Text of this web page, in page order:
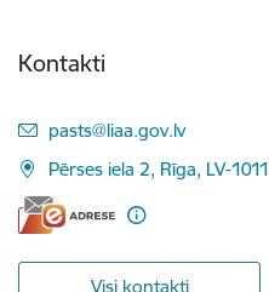
Kontakti
E-pasts:
pasts@liaa.gov.lv
Pērses iela 2, Rīga, LV-1011
Visi kontakti